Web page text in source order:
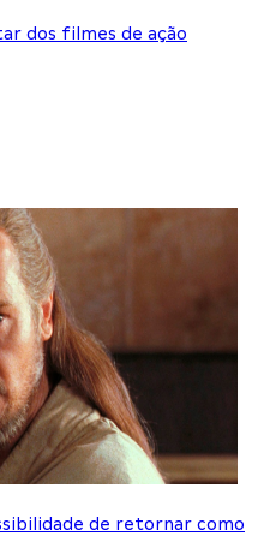
dos filmes de ação
de retornar como